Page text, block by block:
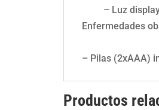
– Luz
– Estuche
– Pilas (2xAAA)
Productos